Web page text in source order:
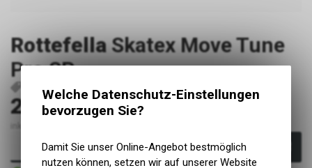
Rottefella Skatex Move Tune
Pro SP
7036370005461
200.00CHF
In den Warenkorb
Welche Datenschutz-Einstellungen
bevorzugen Sie?
Damit Sie unser Online-Angebot bestmöglich
nutzen können, setzen wir auf unserer Website